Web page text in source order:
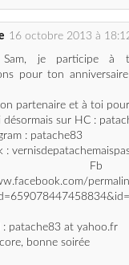
Sam, je participe à
pour ton
partenaire et à toi pour
désormais sur HC :
: patache83
:
: patache83 at yahoo.fr
bonne soirée